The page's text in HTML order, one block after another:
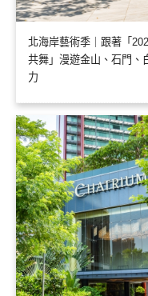
北海岸藝術季｜跟著「
共舞」漫遊金山、石門、
力